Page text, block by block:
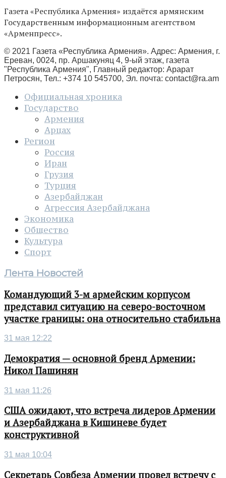
Газета «Республика Армения» издаётся армянским
Государственным информационным агентством
«Арменпресс».
© 2021 Газета «Республика Армения». Адрес: Армения, г.
Ереван, 0024, пр. Аршакуняц 4, 9-ый этаж, газета
"Республика Армения", Главный редактор: Арарат
Петросян, Тел.: +374 10 545700, Эл. почта: contact@ra.am
Официальная хроника
Государство
Армения
Арцах
Регион
Россия
Иран
Грузия
Турция
Азербайджан
Агрессия Азербайджана
Экономика
Общество
Культура
Спорт
Лента Новостей
Командующий 3-м армейским корпусом
представил ситуацию на северо-восточном
участке границы: она относительно стабильна
31 мая 12:22
Демократия — основной бренд Армении:
Никол Пашинян
31 мая 11:26
США ожидают, что встреча лидеров Армении
и Азербайджана в Кишиневе будет
конструктивной
31 мая 10:04
Секретарь Совбеза Армении провел встречу с